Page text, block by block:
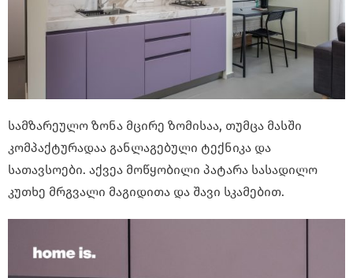
სამზარეულო ზონა მცირე ზომისაა, თუმცა მასში
კომპაქტურადაა განლაგებული ტექნიკა და
სათავსოები. აქვეა მოწყობილი პატარა სასადილო
კუთხე მრგვალი მაგიდითა და შავი სკამებით.